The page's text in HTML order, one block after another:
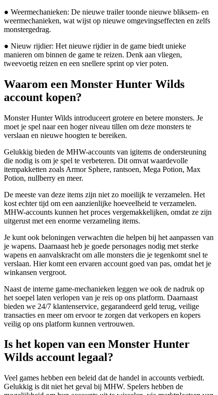
● Weermechanieken: De nieuwe trailer toonde nieuwe bliksem- en
weermechanieken, wat wijst op nieuwe omgevingseffecten en zelfs
monstergedrag.
● Nieuw rijdier: Het nieuwe rijdier in de game biedt unieke
manieren om binnen de game te reizen. Denk aan vliegen,
tweevoetig reizen en een snellere sprint op vier poten.
Waarom een Monster Hunter Wilds
account kopen?
Monster Hunter Wilds introduceert grotere en betere monsters. Je
moet je spel naar een hoger niveau tillen om deze monsters te
verslaan en nieuwe hoogten te bereiken.
Gelukkig bieden de MHW-accounts van igitems de ondersteuning
die nodig is om je spel te verbeteren. Dit omvat waardevolle
itempakketten zoals Armor Sphere, rantsoen, Mega Potion, Max
Potion, nullberry en meer.
De meeste van deze items zijn niet zo moeilijk te verzamelen. Het
kost echter tijd om een aanzienlijke hoeveelheid te verzamelen.
MHW-accounts kunnen het proces vergemakkelijken, omdat ze zijn
uitgerust met een enorme verzameling items.
Je kunt ook beloningen verwachten die helpen bij het aanpassen van
je wapens. Daarnaast heb je goede personages nodig met sterke
wapens en aanvalskracht om alle monsters die je tegenkomt snel te
verslaan. Hier komt een ervaren account goed van pas, omdat het je
winkansen vergroot.
Naast de interne game-mechanieken leggen we ook de nadruk op
het soepel laten verlopen van je reis op ons platform. Daarnaast
bieden we 24/7 klantenservice, gegarandeerd geld terug, veilige
transacties en meer om ervoor te zorgen dat verkopers en kopers
veilig op ons platform kunnen vertrouwen.
Is het kopen van een Monster Hunter
Wilds account legaal?
Veel games hebben een beleid dat de handel in accounts verbiedt.
Gelukkig is dit niet het geval bij MHW. Spelers hebben de